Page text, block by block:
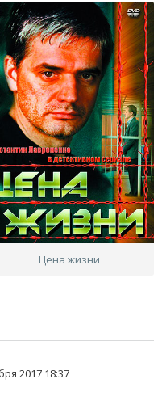
Цена жизни
2017 18:37